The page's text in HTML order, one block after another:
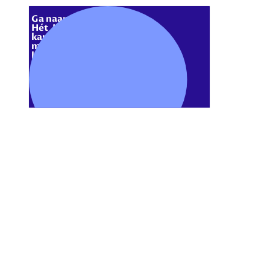
Ga naar Quiz
Hét  LessonUp
kanaal met alleen
maar kant-en-
klare quizzen!